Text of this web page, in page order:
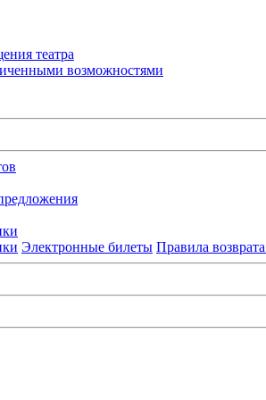
театра
возможностями
Электронные билеты Правила